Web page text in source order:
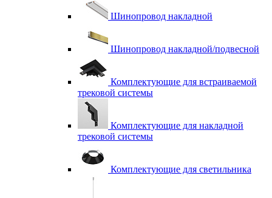
Шинопровод накладной
Шинопровод накладной/подвесной
Комплектующие для встраиваемой
трековой системы
Комплектующие для накладной
трековой системы
Комплектующие для светильника